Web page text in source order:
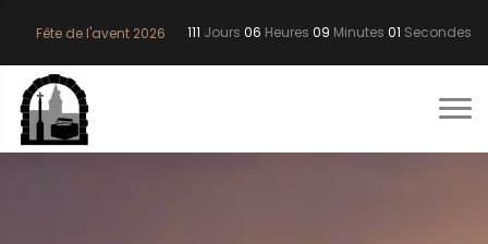
Fête de l'avent 2026 111 Jours06 Heures09 Minutes00 Secondes